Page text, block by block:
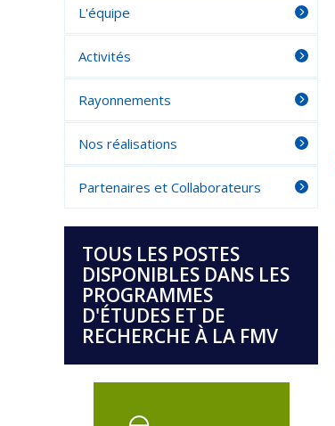
L'équipe
Activités
Rayonnements
Nos réalisations
Partenaires et Collaborateurs
TOUS LES POSTES
DISPONIBLES DANS LES
PROGRAMMES
D'ÉTUDES ET DE
RECHERCHE À LA FMV